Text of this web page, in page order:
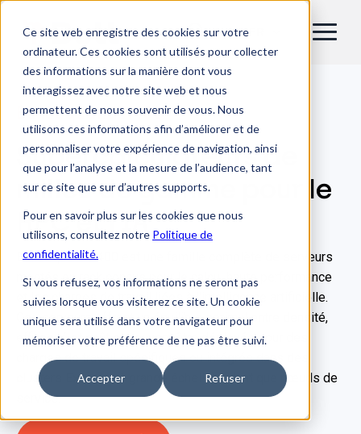
Ce site web enregistre des cookies sur votre
ordinateur. Ces cookies sont utilisés pour collecter
des informations sur la manière dont vous
interagissez avec notre site web et nous
permettent de nous souvenir de vous. Nous
utilisons ces informations afin d’améliorer et de
personnaliser votre expérience de navigation, ainsi
que pour l’analyse et la mesure de l’audience, tant
sur ce site que sur d’autres supports.
Pour en savoir plus sur les cookies que nous
utilisons, consultez notre Politique de
confidentialité.
Si vous refusez, vos informations ne seront pas
suivies lorsque vous visiterez ce site. Un cookie
unique sera utilisé dans votre navigateur pour
mémoriser votre préférence de ne pas être suivi.
Accepter Refuser
FR
BullSequana X400
Supercalculateurs de
milieu de gamme pour le
HPC et l'IA
BullSequana X400 est une famille complète de serveurs
montés en rack conçus pour le calcul haute performance
et les charges de travail liées à l'intelligence artificielle.
Ces serveurs offrent un équilibre optimal entre densité,
efficacité et coût et peuvent être déployés pour des
charges de travail spécifiques ou intégrés dans des
clusters Exascale à grande échelle en tant que nœuds de
service.